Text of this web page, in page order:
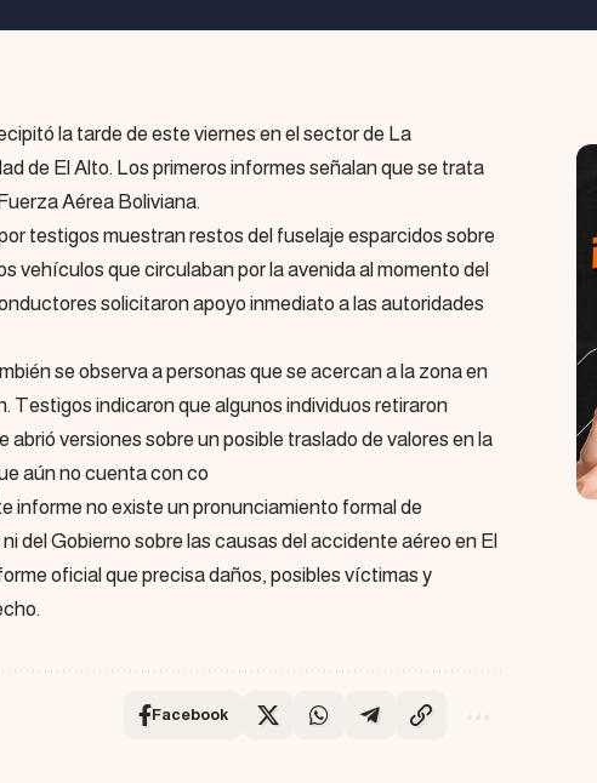
la tarde de este viernes en el sector de La
de El Alto. Los primeros informes señalan que se trata
Aérea Boliviana.
testigos muestran restos del fuselaje esparcidos sobre
vehículos que circulaban por la avenida al momento del
solicitaron apoyo inmediato a las autoridades
se observa a personas que se acercan a la zona en
Testigos indicaron que algunos individuos retiraron
abrió versiones sobre un posible traslado de valores en la
aún no cuenta con co
informe no existe un pronunciamiento formal de
del Gobierno sobre las causas del accidente aéreo en El
oficial que precisa daños, posibles víctimas y
Facebook